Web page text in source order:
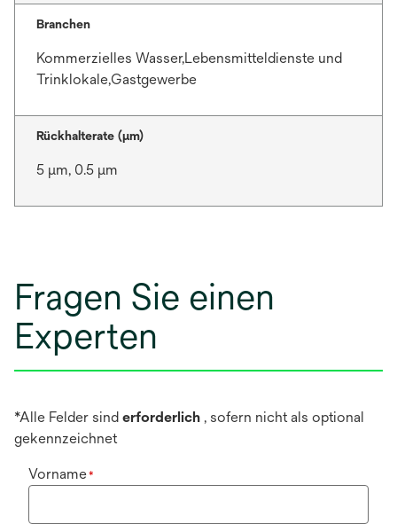
Branchen
Kommerzielles Wasser,Lebensmitteldienste und
Trinklokale,Gastgewerbe
Rückhalterate (µm)
5 μm, 0.5 μm
Fragen Sie einen
Experten
*Alle Felder sind erforderlich , sofern nicht als optional
gekennzeichnet
Vorname*